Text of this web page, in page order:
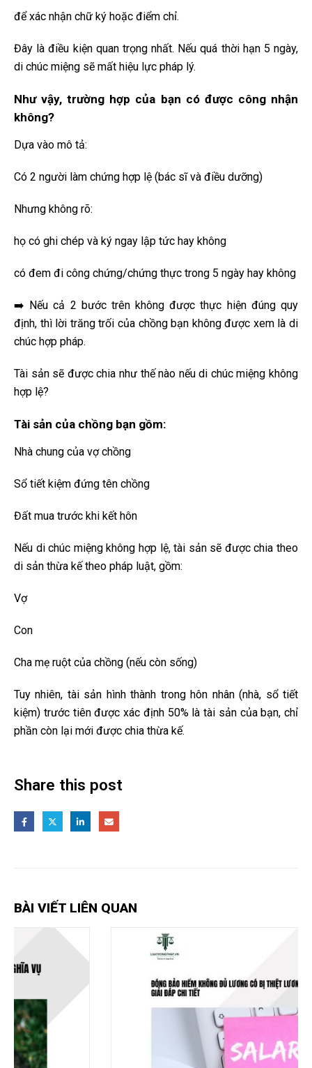
để xác nhận chữ ký hoặc điểm chỉ.
Đây là điều kiện quan trọng nhất. Nếu quá thời hạn 5 ngày,
di chúc miệng sẽ mất hiệu lực pháp lý.
Như vậy, trường hợp của bạn có được công nhận
không?
Dựa vào mô tả:
Có 2 người làm chứng hợp lệ (bác sĩ và điều dưỡng)
Nhưng không rõ:
họ có ghi chép và ký ngay lập tức hay không
có đem đi công chứng/chứng thực trong 5 ngày hay không
➡️ Nếu cả 2 bước trên không được thực hiện đúng quy
định, thì lời trăng trối của chồng bạn không được xem là di
chúc hợp pháp.
Tài sản sẽ được chia như thế nào nếu di chúc miệng không
hợp lệ?
Tài sản của chồng bạn gồm:
Nhà chung của vợ chồng
Sổ tiết kiệm đứng tên chồng
Đất mua trước khi kết hôn
Nếu di chúc miệng không hợp lệ, tài sản sẽ được chia theo
di sản thừa kế theo pháp luật, gồm:
Vợ
Con
Cha mẹ ruột của chồng (nếu còn sống)
Tuy nhiên, tài sản hình thành trong hôn nhân (nhà, sổ tiết
kiệm) trước tiên được xác định 50% là tài sản của bạn, chỉ
phần còn lại mới được chia thừa kế.
Share this post
BÀI VIẾT LIÊN QUAN